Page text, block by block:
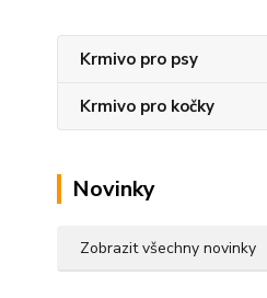
Krmivo pro psy
Krmivo pro kočky
Novinky
Zobrazit všechny novinky